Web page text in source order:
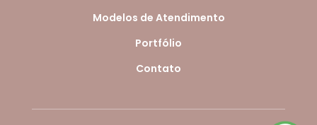
Modelos de Atendimento
Portfólio
Contato